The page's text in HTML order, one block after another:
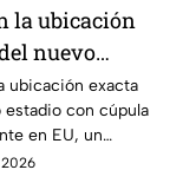
la ubicación
nuevo
cúpula
que
por
ubicación exacta
estadio con cúpula
en EU, un
generó polémica